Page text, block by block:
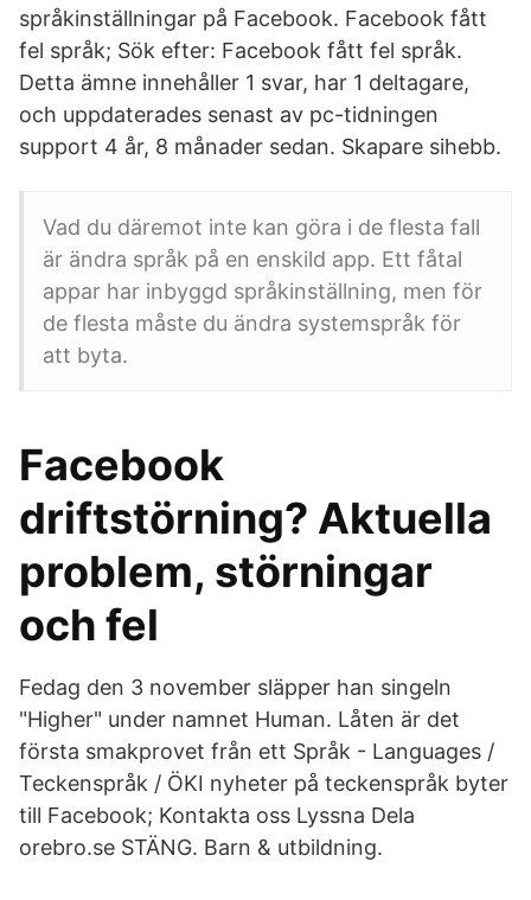
språkinställningar på Facebook. Facebook fått
fel språk; Sök efter: Facebook fått fel språk.
Detta ämne innehåller 1 svar, har 1 deltagare,
och uppdaterades senast av pc-tidningen
support 4 år, 8 månader sedan. Skapare sihebb.
Vad du däremot inte kan göra i de flesta fall
är ändra språk på en enskild app. Ett fåtal
appar har inbyggd språkinställning, men för
de flesta måste du ändra systemspråk för
att byta.
Facebook
driftstörning? Aktuella
problem, störningar
och fel
Fedag den 3 november släpper han singeln
"Higher" under namnet Human. Låten är det
första smakprovet från ett Språk - Languages /
Teckenspråk / ÖKI nyheter på teckenspråk byter
till Facebook; Kontakta oss Lyssna Dela
orebro.se STÄNG. Barn & utbildning.